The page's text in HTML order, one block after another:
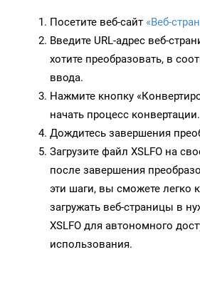
Посетите веб-сайт «Веб-
Введите URL-адрес веб-
хотите преобразовать, в
ввода.
Нажмите кнопку
начать процесс конвертации.
Дождитесь завершения
Загрузите файл XSLFO на
после завершения
эти шаги, вы сможете легко
загружать веб-страницы в
XSLFO для автономного
использования.